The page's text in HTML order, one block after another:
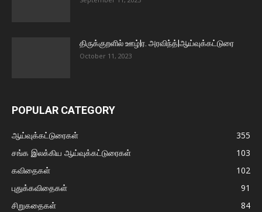
திருக்குறளில் ஊழ்|ர. அரவிந்த்|ஆய்வுக்கட்டுரை
October 11, 2023
POPULAR CATEGORY
ஆய்வுக்கட்டுரைகள்
355
சங்க இலக்கிய ஆய்வுக்கட்டுரைகள்
103
கவிதைகள்
102
புதுக்கவிதைகள்
91
சிறுகதைகள்
84